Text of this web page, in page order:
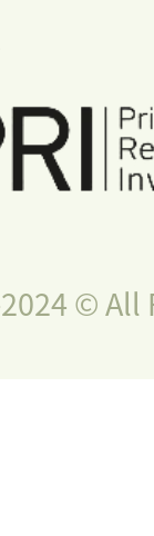
© All